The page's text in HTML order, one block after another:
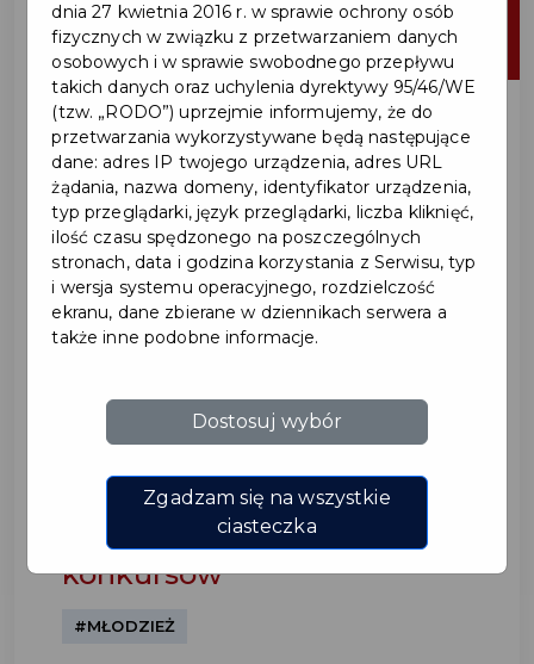
Poznaliśmy
najzdolniejszych uczniów
oraz laureatów miejskich
konkursów
#MŁODZIEŻ
dnia 27 kwietnia 2016 r. w sprawie ochrony osób
fizycznych w związku z przetwarzaniem danych
osobowych i w sprawie swobodnego przepływu
takich danych oraz uchylenia dyrektywy 95/46/WE
(tzw. „RODO”) uprzejmie informujemy, że do
przetwarzania wykorzystywane będą następujące
dane: adres IP twojego urządzenia, adres URL
żądania, nazwa domeny, identyfikator urządzenia,
typ przeglądarki, język przeglądarki, liczba kliknięć,
ilość czasu spędzonego na poszczególnych
stronach, data i godzina korzystania z Serwisu, typ
i wersja systemu operacyjnego, rozdzielczość
ekranu, dane zbierane w dziennikach serwera a
także inne podobne informacje.
Dostosuj wybór
Zgadzam się na wszystkie
ciasteczka